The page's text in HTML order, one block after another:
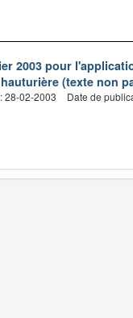
2003 pour
(texte non
28-02-2003 Date de